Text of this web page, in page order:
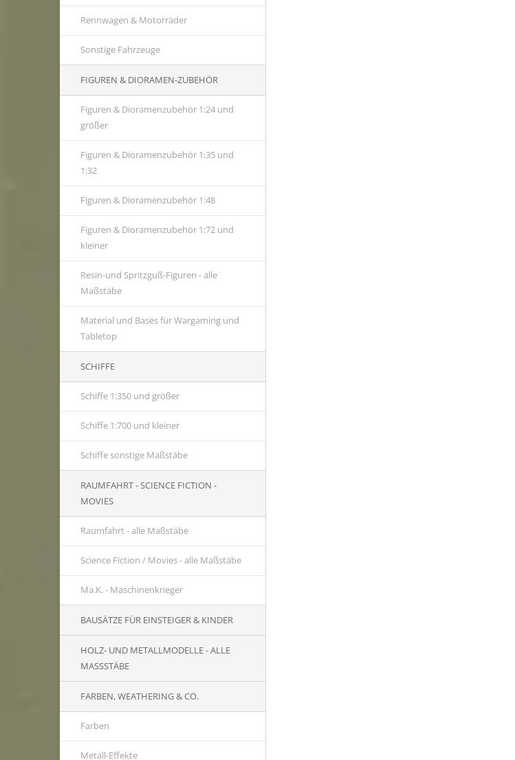
Rennwagen & Motorräder
Sonstige Fahrzeuge
FIGUREN & DIORAMEN-ZUBEHÖR
Figuren & Dioramenzubehör 1:24 und
größer
Figuren & Dioramenzubehör 1:35 und
1:32
Figuren & Dioramenzubehör 1:48
Figuren & Dioramenzubehör 1:72 und
kleiner
Resin-und Spritzguß-Figuren - alle
Maßstäbe
Material und Bases für Wargaming und
Tabletop
SCHIFFE
Schiffe 1:350 und größer
Schiffe 1:700 und kleiner
Schiffe sonstige Maßstäbe
RAUMFAHRT - SCIENCE FICTION -
MOVIES
Raumfahrt - alle Maßstäbe
Science Fiction / Movies - alle Maßstäbe
Ma.K. - Maschinenkrieger
BAUSÄTZE FÜR EINSTEIGER & KINDER
HOLZ- UND METALLMODELLE - ALLE
MASSSTÄBE
FARBEN, WEATHERING & CO.
Farben
Metall-Effekte